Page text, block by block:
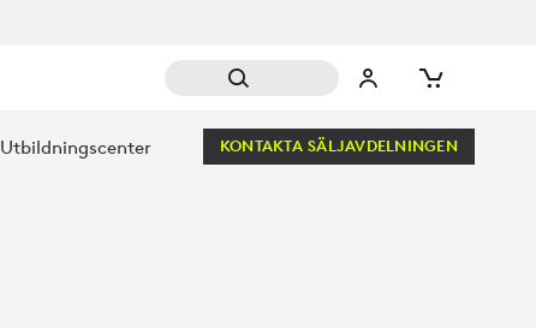
Utbildningscenter KONTAKTA SÄLJAVDELNINGEN